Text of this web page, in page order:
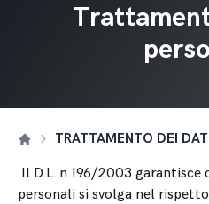
TRATTAMENTO DEI
Il D.L. n 196/2003
personali si svolga nel